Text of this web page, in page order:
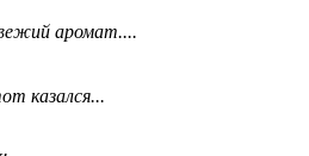
аромат....
казался...